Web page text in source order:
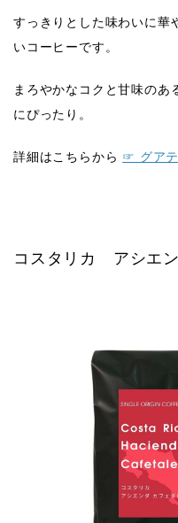
すっきりとした味わいに華
いコーヒーです。
まろやかなコクと甘味のあ
にぴったり。
詳細はこちらから ☞ グアテ
コスタリカ アシエ